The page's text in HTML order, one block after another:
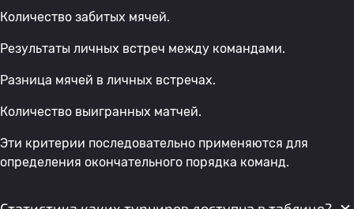
Количество забитых мячей.
Результаты личных встреч между командами.
Разница мячей в личных встречах.
Количество выигранных матчей.
Эти критерии последовательно применяются для
определения окончательного порядка команд.